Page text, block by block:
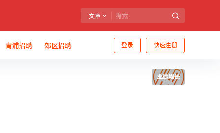
文章
登录 快速注册
青浦招聘 郊区招聘
业绩增长